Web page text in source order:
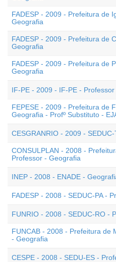
FADESP - 2009 - Prefeitura de
Geografia
FADESP - 2009 - Prefeitura de
Geografia
FADESP - 2009 - Prefeitura de
Geografia
IF-PE - 2009 - IF-PE -
FEPESE - 2009 - Prefeitura de
Geografia - Profº Substituto -
CESGRANRIO - 2009 -
CONSULPLAN - 2008 -
Professor - Geografia
INEP - 2008 - ENADE -
FADESP - 2008 - SEDUC-PA -
FUNRIO - 2008 - SEDUC-RO -
FUNCAB - 2008 - Prefeitura de
- Geografia
CESPE - 2008 - SEDU-ES -